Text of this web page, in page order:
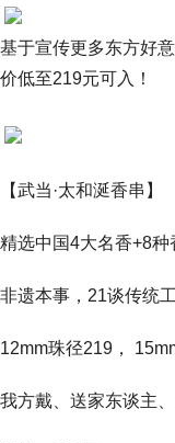
基于宣传更多东方好
价低至219元可入！
【武当·太和涎香串】
精选中国4大名香+8种
非遗本事，21谈传统
12mm珠径219，
我方戴、送家东谈主